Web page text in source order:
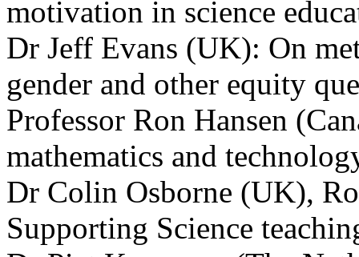
motivation in science
Dr Jeff Evans (UK): On
gender and other equity
Professor Ron Hansen
mathematics and
Dr Colin Osborne (UK),
Supporting Science